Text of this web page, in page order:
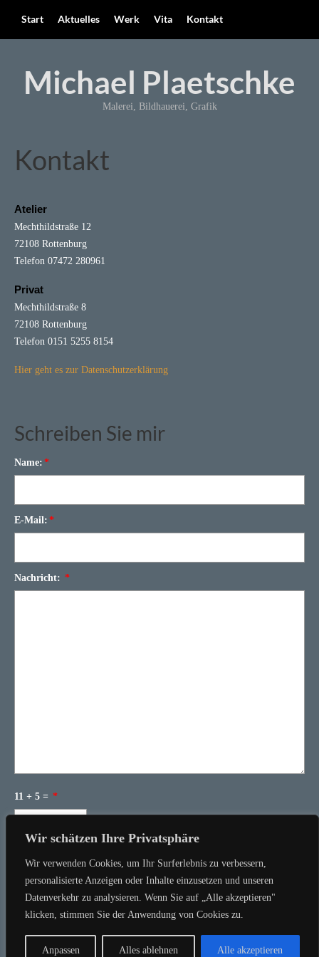
Wir schätzen Ihre Privatsphäre
Wir verwenden Cookies, um Ihr Surferlebnis zu verbessern,
personalisierte Anzeigen oder Inhalte einzusetzen und unseren
Datenverkehr zu analysieren. Wenn Sie auf „Alle akzeptieren"
klicken, stimmen Sie der Anwendung von Cookies zu.
Anpassen Alles ablehnen Alle akzeptieren
Start Aktuelles Werk Vita Kontakt
Michael Plaetschke
Malerei, Bildhauerei, Grafik
Kontakt
Atelier
Mechthildstraße 12
72108 Rottenburg
Telefon 07472 280961
Privat
Mechthildstraße 8
72108 Rottenburg
Telefon 0151 5255 8154
Hier geht es zur Datenschutzerklärung
Schreiben Sie mir
Name: *
E-Mail: *
Nachricht: *
11 + 5 = *
© 2026 Michael Plaetschke |